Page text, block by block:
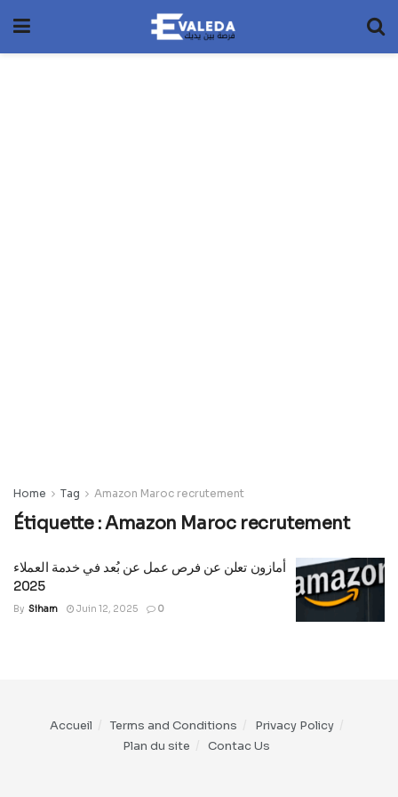
Home Tag Amazon Maroc recrutement
Étiquette :Amazon Maroc recrutement
أمازون تعلن عن فرص عمل عن بُعد في خدمة العملاء
2025
By Siham Juin 12, 2025 0
Accueil Terms and Conditions
Privacy Policy
Plan du site
Contac Us